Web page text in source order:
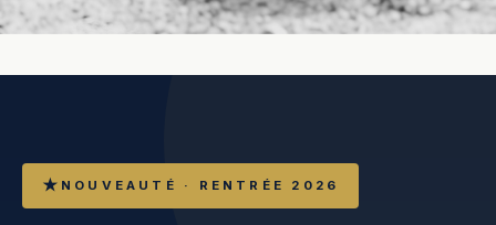
NOUVEAUTÉ · RENTRÉE 2026